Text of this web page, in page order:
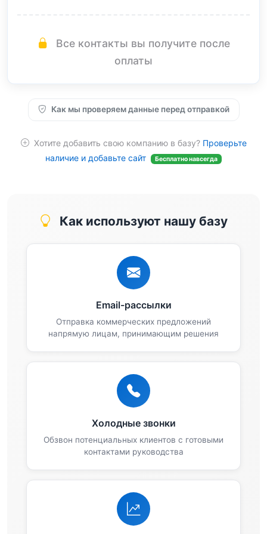
Все контакты вы получите после
оплаты
Как мы проверяем данные перед отправкой
Хотите добавить свою компанию в базу? Проверьте
наличие и добавьте сайт
Бесплатно навсегда
Как используют нашу базу
Email-рассылки
Отправка коммерческих предложений
напрямую лицам, принимающим решения
Холодные звонки
Обзвон потенциальных клиентов с готовыми
контактами руководства